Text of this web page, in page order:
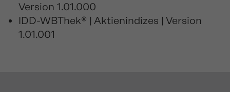
Version 1.01.000
IDD-WBThek® | Aktienindizes | Version
1.01.001